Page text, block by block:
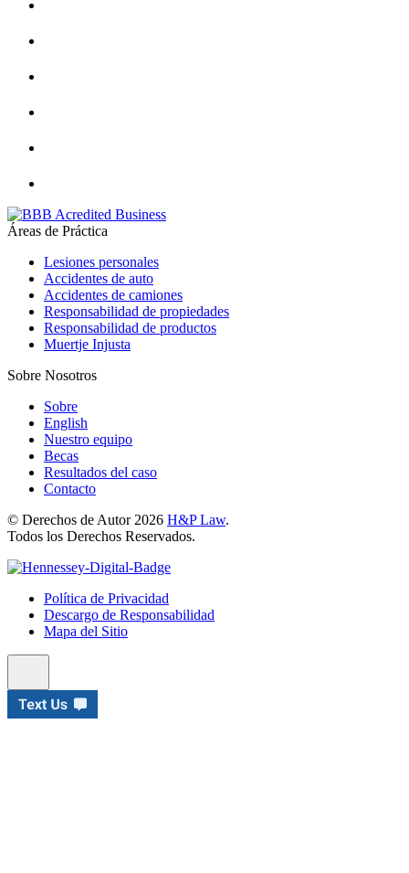
Áreas de Práctica
Lesiones personales
Accidentes de auto
Accidentes de camiones
Responsabilidad de propiedades
Responsabilidad de productos
Muertje Injusta
Sobre Nosotros
Sobre
English
Nuestro equipo
Becas
Resultados del caso
Contacto
© Derechos de Autor 2026 H&P Law.
Todos los Derechos Reservados.
Política de Privacidad
Descargo de Responsabilidad
Mapa del Sitio